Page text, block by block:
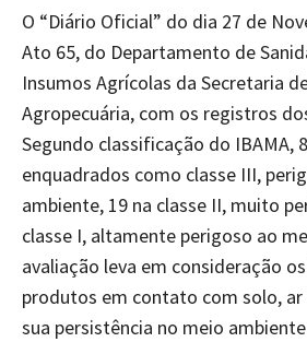
O “Diário Oficial” do dia 27 de
Ato 65, do Departamento de
Insumos Agrícolas da Secretaria
Agropecuária, com os registros
Segundo classificação do IBAMA,
enquadrados como classe III,
ambiente, 19 na classe II, muito
classe I, altamente perigoso ao
avaliação leva em consideração
produtos em contato com solo, ar
sua persistência no meio